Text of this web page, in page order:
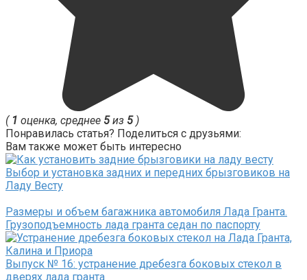
( 1 оценка, среднее 5из 5)
Понравилась статья? Поделиться с друзьями:
Вам также может быть интересно
Выбор и установка задних и передних брызговиков на
Ладу Весту
Размеры и объем багажника автомобиля Лада Гранта.
Грузоподъемность лада гранта седан по паспорту
Выпуск № 16: устранение дребезга боковых стекол в
дверях лада гранта